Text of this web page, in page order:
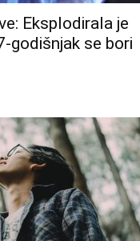
Eksplodirala je
godišnjak se bori